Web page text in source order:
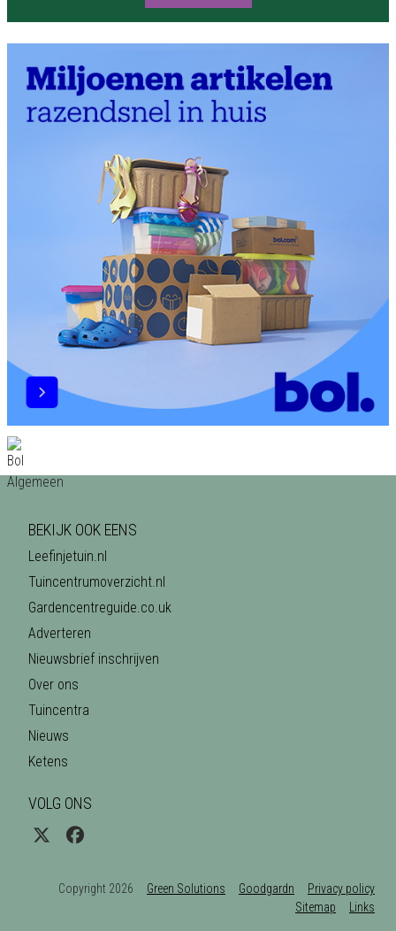
BEKIJK OOK EENS
Leefinjetuin.nl
Tuincentrumoverzicht.nl
Gardencentreguide.co.uk
Adverteren
Nieuwsbrief inschrijven
Over ons
Tuincentra
Nieuws
Ketens
VOLG ONS
Copyright 2026 Green Solutions Goodgardn
Privacy policy
Sitemap
Links